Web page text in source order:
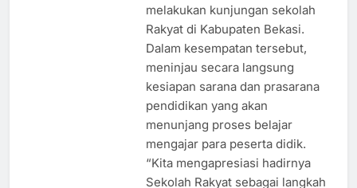
melakukan kunjungan sekolah
Rakyat di Kabupaten Bekasi.
Dalam kesempatan tersebut,
meninjau secara langsung
kesiapan sarana dan prasarana
pendidikan yang akan
menunjang proses belajar
mengajar para peserta didik.
“Kita mengapresiasi hadirnya
Sekolah Rakyat sebagai langkah